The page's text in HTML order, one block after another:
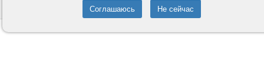
© 2008-2026
- Все права защищены.